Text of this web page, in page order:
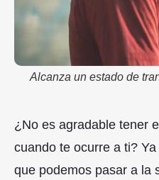
Alcanza un estado de
¿No es agradable tener
cuando te ocurre a ti?
que podemos pasar a la